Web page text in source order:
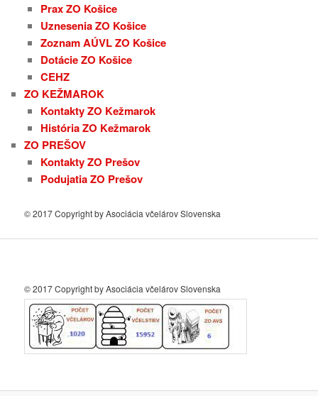
Prax ZO Košice
Uznesenia ZO Košice
Zoznam AÚVL ZO Košice
Dotácie ZO Košice
CEHZ
ZO KEŽMAROK
Kontakty ZO Kežmarok
História ZO Kežmarok
ZO PREŠOV
Kontakty ZO Prešov
Podujatia ZO Prešov
© 2017 Copyright by Asociácia včelárov Slovenska
© 2017 Copyright by Asociácia včelárov Slovenska